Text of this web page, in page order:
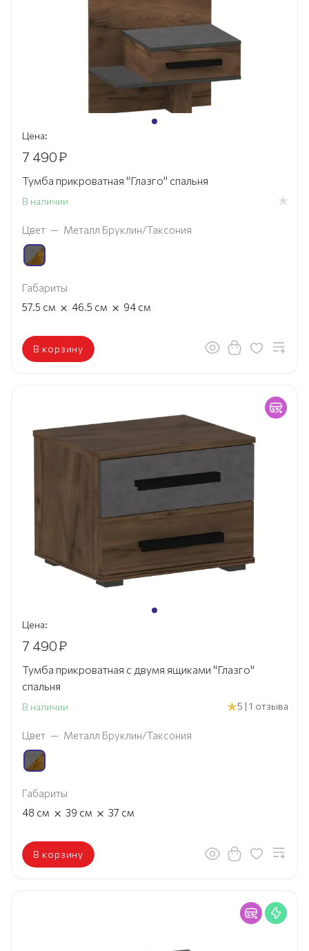
Цена:
7 490₽
Тумба прикроватная "Глазго" спальня
В наличии
Цвет — Металл Бруклин/Таксония
Габариты
57.5 см × 46.5 см × 94 см
В корзину
Цена:
7 490₽
Тумба прикроватная с двумя ящиками "Глазго"
спальня
В наличии 5 | 1 отзыва
Цвет — Металл Бруклин/Таксония
Габариты
48 см × 39 см × 37 см
В корзину